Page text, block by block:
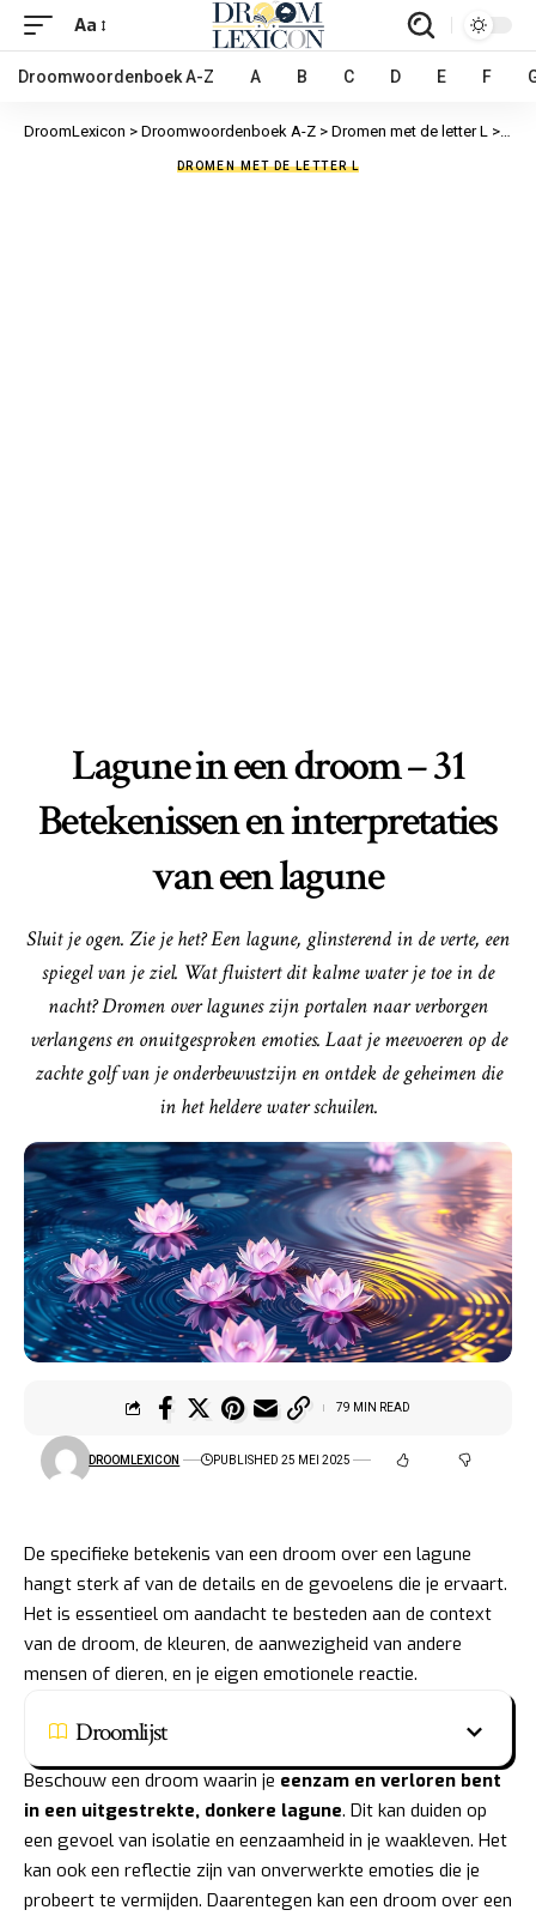
Aa
Droomwoordenboek A-Z A B C D E F
DroomLexicon > Droomwoordenboek A-Z > Dromen met de letter L >
DROMEN MET DE LETTER L
Lagune in een droom – 31
Betekenissen en interpretaties
van een lagune
Sluit je ogen. Zie je het? Een lagune, glinsterend in de verte, een
spiegel van je ziel. Wat fluistert dit kalme water je toe in de
nacht? Dromen over lagunes zijn portalen naar verborgen
verlangens en onuitgesproken emoties. Laat je meevoeren op de
zachte golf van je onderbewustzijn en ontdek de geheimen die
in het heldere water schuilen.
DROOMLEXICON PUBLISHED 25 MEI 2025
79 MIN READ
De specifieke betekenis van een droom over een lagune
hangt sterk af van de details en de gevoelens die je ervaart.
Het is essentieel om aandacht te besteden aan de context
van de droom, de kleuren, de aanwezigheid van andere
mensen of dieren, en je eigen emotionele reactie.
Droomlijst
Beschouw een droom waarin je eenzam en verloren bent
in een uitgestrekte, donkere lagune. Dit kan duiden op
een gevoel van isolatie en eenzaamheid in je waakleven. Het
kan ook een reflectie zijn van onverwerkte emoties die je
probeert te vermijden. Daarentegen kan een droom over een